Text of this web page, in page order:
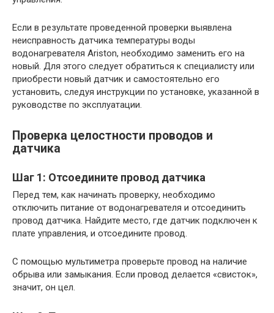
Если в результате проведенной проверки выявлена
неисправность датчика температуры воды
водонагревателя Ariston, необходимо заменить его на
новый. Для этого следует обратиться к специалисту или
приобрести новый датчик и самостоятельно его
установить, следуя инструкции по установке, указанной в
руководстве по эксплуатации.
Проверка целостности проводов и
датчика
Шаг 1: Отсоедините провод датчика
Перед тем, как начинать проверку, необходимо
отключить питание от водонагревателя и отсоединить
провод датчика. Найдите место, где датчик подключен к
плате управления, и отсоедините провод.
С помощью мультиметра проверьте провод на наличие
обрыва или замыкания. Если провод делается «свисток»,
значит, он цел.